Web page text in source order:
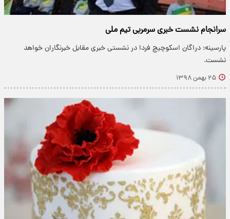
سرانجام نشست خبری سرمربی تیم ملی
پارسینه: دراگان اسکوچیچ فردا در نشستی خبری مقابل خبرنگاران خواهد
نشست.
۲۵ بهمن ۱۳۹۸